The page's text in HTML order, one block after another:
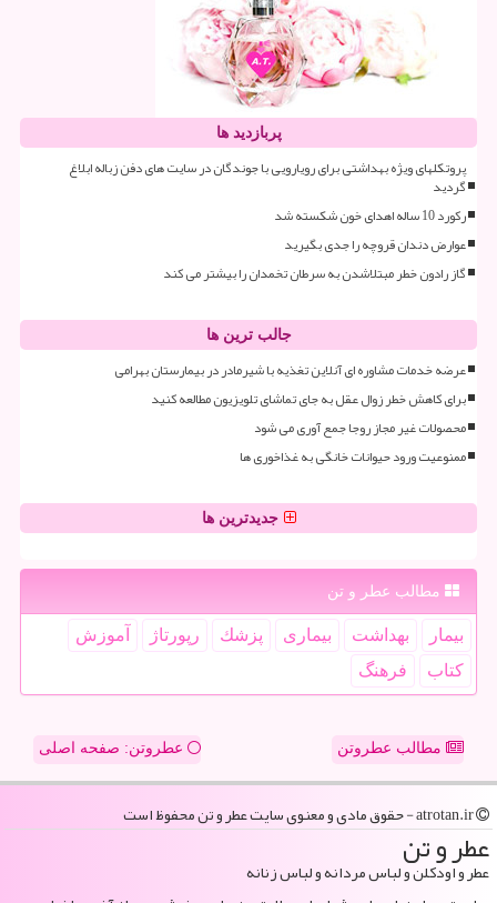
پربازدید ها
پروتکلهای ویژه بهداشتی برای رویارویی با جوندگان در سایت های دفن زباله ابلاغ
گردید
رکورد 10 ساله اهدای خون شکسته شد
عوارض دندان قروچه را جدی بگیرید
گاز رادون خطر مبتلاشدن به سرطان تخمدان را بیشتر می کند
جالب ترین ها
عرضه خدمات مشاوره ای آنلاین تغذیه با شیرمادر در بیمارستان بهرامی
برای کاهش خطر زوال عقل به جای تماشای تلویزیون مطالعه کنید
محصولات غیر مجاز روجا جمع آوری می شود
ممنوعیت ورود حیوانات خانگی به غذاخوری ها
جدیدترین ها
مطالب عطر و تن
بیمار بهداشت بیماری پزشك رپورتاژ
آموزش
كتاب
فرهنگ
مطالب عطروتن عطروتن: صفحه اصلی
عطر و تن
عطر و اودکلن و لباس مردانه و لباس زنانه